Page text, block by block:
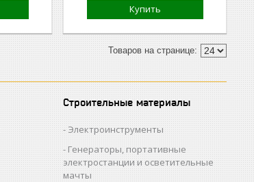
Купить
Строительные материалы
Электроинструменты
Генераторы, портативные
электростанции и осветительные
мачты